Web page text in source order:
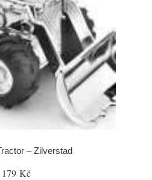
– Zilverstad
179 Kč